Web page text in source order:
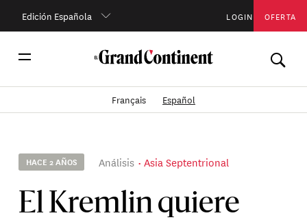
Edición Española LOGIN OFERTA
Français Español
HACE 2 AÑOS Análisis Asia Septentrional
El Kremlin quiere